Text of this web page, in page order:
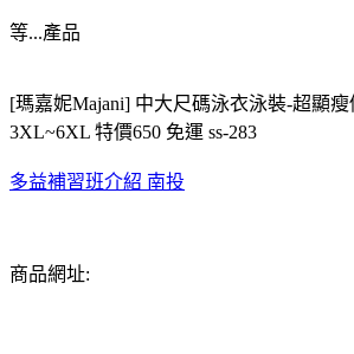
等...產品
[瑪嘉妮Majani] 中大尺碼泳衣泳裝-超顯
3XL~6XL 特價650 免運 ss-283
多益補習班介紹 南投
商品網址: